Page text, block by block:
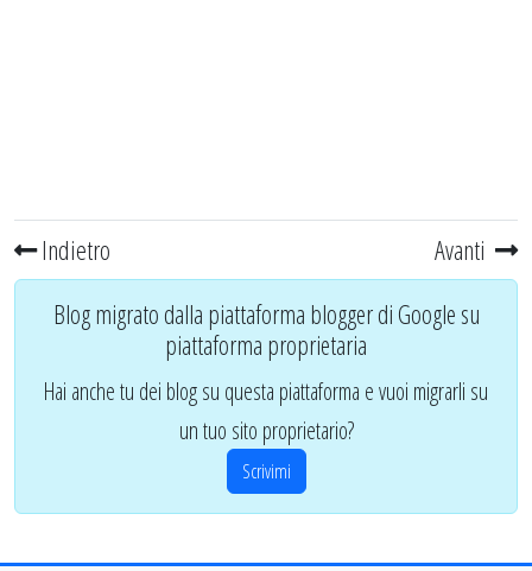
Indietro Avanti
Blog migrato dalla piattaforma blogger di Google su
piattaforma proprietaria
Hai anche tu dei blog su questa piattaforma e vuoi migrarli su
un tuo sito proprietario?
Scrivimi